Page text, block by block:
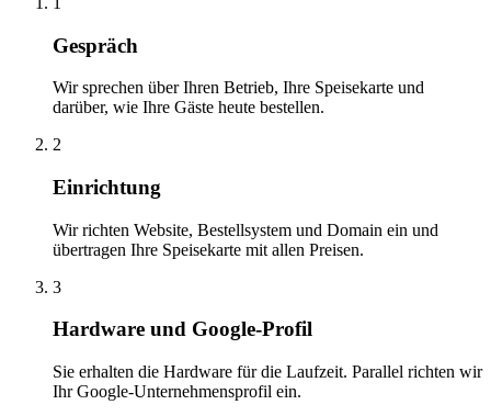
Gespräch
Wir sprechen über Ihren Betrieb, Ihre Speisekarte und
darüber, wie Ihre Gäste heute bestellen.
2
Einrichtung
Wir richten Website, Bestellsystem und Domain ein und
übertragen Ihre Speisekarte mit allen Preisen.
3
Hardware und Google-Profil
Sie erhalten die Hardware für die Laufzeit. Parallel richten wir
Ihr Google-Unternehmensprofil ein.